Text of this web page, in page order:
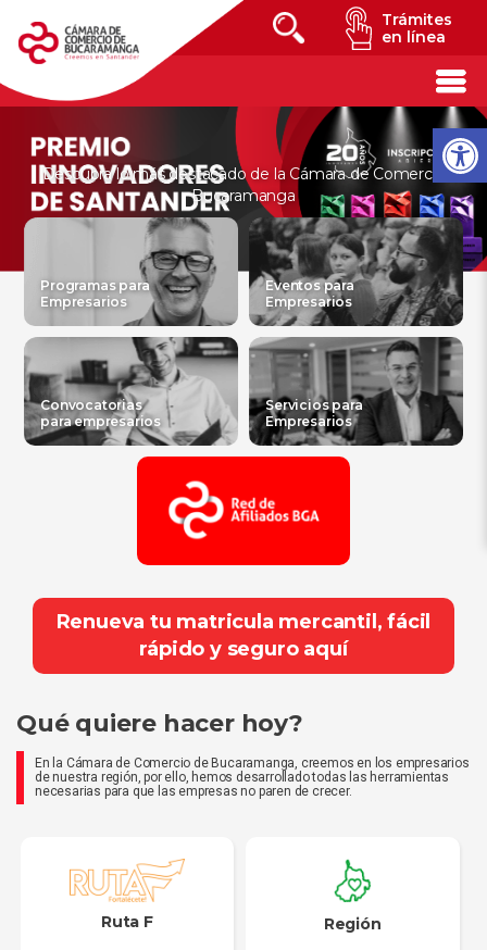
Trámites
en línea
Descubra lo más destacado de la Cámara de Comercio
Bucaramanga
Programas para
Empresarios
Eventos para
Empresarios
Convocatorias
para empresarios
Servicios para
Empresarios
Renueva tu matricula mercantil, fácil
rápido y seguro aquí
Qué quiere hacer hoy?
En la Cámara de Comercio de Bucaramanga, creemos en los empresarios
de nuestra región, por ello, hemos desarrollado todas las herramientas
necesarias para que las empresas no paren de crecer.
Ruta F Región